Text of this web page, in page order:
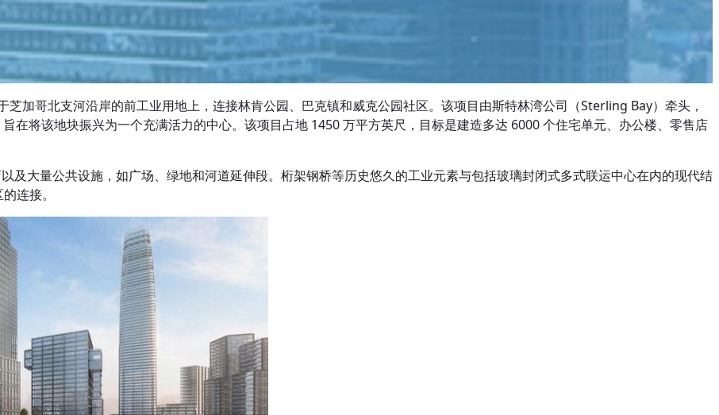
加哥北支河沿岸的前工业用地上，连接林肯公园、巴克镇和威克公园社区。该项目由斯特林湾公司（Sterling Bay）牵头，
在将该地块振兴为一个充满活力的中心。该项目占地 1450 万平方英尺，目标是建造多达 6000 个住宅单元、办公楼、零售店
及大量公共设施，如广场、绿地和河道延伸段。桁架钢桥等历史悠久的工业元素与包括玻璃封闭式多式联运中心在内的现代结
连接。